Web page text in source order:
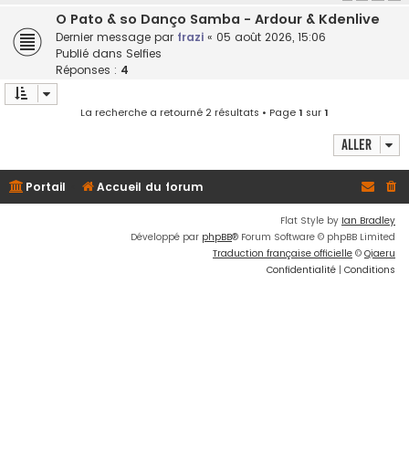
O Pato & so Danço Samba - Ardour & Kdenlive
Dernier message par frazi « 05 août 2026, 15:06
Publié dans Selfies
Réponses : 4
La recherche a retourné 2 résultats • Page1 sur1
Aller
Portail Accueil du forum
Flat Style by Ian Bradley
Développé par phpBB® Forum Software © phpBB Limited
Traduction française officielle © Qiaeru
Confidentialité | Conditions